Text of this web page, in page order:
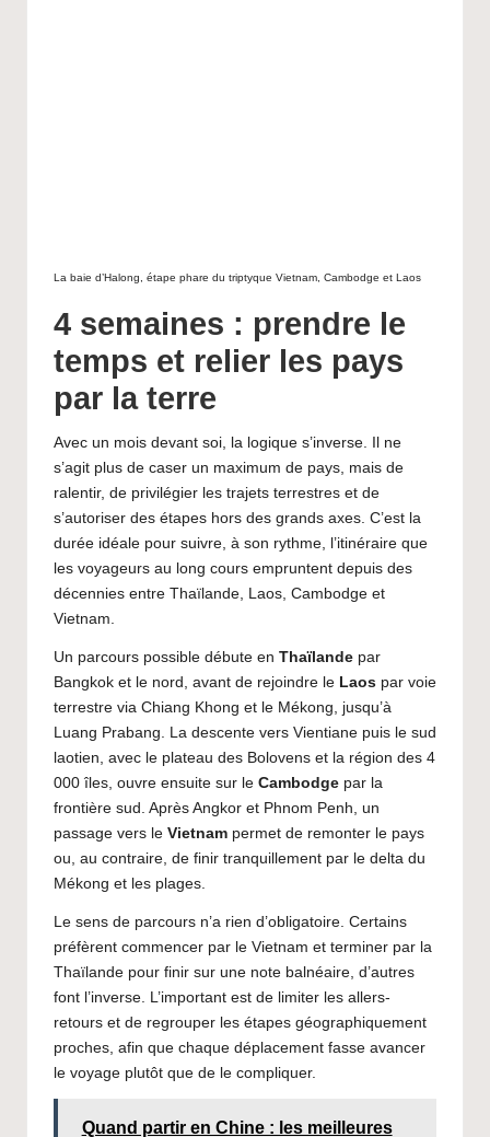
La baie d’Halong, étape phare du triptyque Vietnam, Cambodge et Laos
4 semaines : prendre le
temps et relier les pays
par la terre
Avec un mois devant soi, la logique s’inverse. Il ne
s’agit plus de caser un maximum de pays, mais de
ralentir, de privilégier les trajets terrestres et de
s’autoriser des étapes hors des grands axes. C’est la
durée idéale pour suivre, à son rythme, l’itinéraire que
les voyageurs au long cours empruntent depuis des
décennies entre Thaïlande, Laos, Cambodge et
Vietnam.
Un parcours possible débute en Thaïlande par
Bangkok et le nord, avant de rejoindre le Laos par voie
terrestre via Chiang Khong et le Mékong, jusqu’à
Luang Prabang. La descente vers Vientiane puis le sud
laotien, avec le plateau des Bolovens et la région des 4
000 îles, ouvre ensuite sur le Cambodge par la
frontière sud. Après Angkor et Phnom Penh, un
passage vers le Vietnam permet de remonter le pays
ou, au contraire, de finir tranquillement par le delta du
Mékong et les plages.
Le sens de parcours n’a rien d’obligatoire. Certains
préfèrent commencer par le Vietnam et terminer par la
Thaïlande pour finir sur une note balnéaire, d’autres
font l’inverse. L’important est de limiter les allers-
retours et de regrouper les étapes géographiquement
proches, afin que chaque déplacement fasse avancer
le voyage plutôt que de le compliquer.
Quand partir en Chine : les meilleures